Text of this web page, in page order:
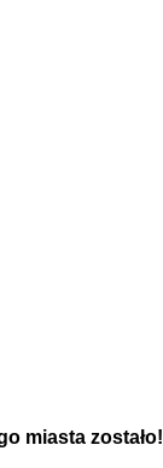
miasta zostało!